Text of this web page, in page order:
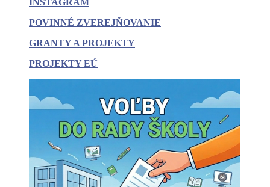
INSTAGRAM
POVINNÉ ZVEREJŇOVANIE
GRANTY A PROJEKTY
PROJEKTY EÚ